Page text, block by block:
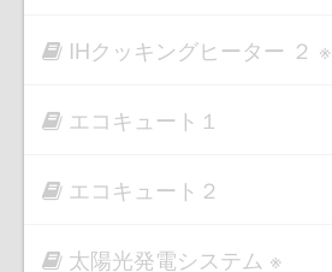
IHクッキングヒーター ２ ※
エコキュート１
エコキュート２
太陽光発電システム ※